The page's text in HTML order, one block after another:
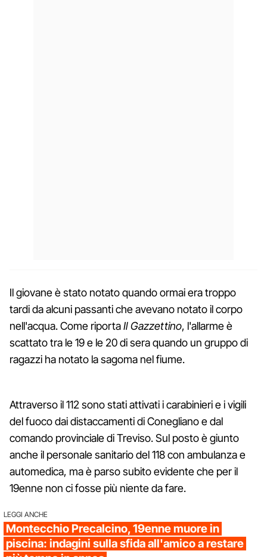
Il giovane è stato notato quando ormai era troppo
tardi da alcuni passanti che avevano notato il corpo
nell'acqua. Come riportaIl Gazzettino, l'allarme è
scattato tra le 19 e le 20 di sera quando un gruppo di
ragazzi ha notato la sagoma nel fiume.
Attraverso il 112 sono stati attivati i carabinieri e i vigili
del fuoco dai distaccamenti di Conegliano e dal
comando provinciale di Treviso. Sul posto è giunto
anche il personale sanitario del 118 con ambulanza e
automedica, ma è parso subito evidente che per il
19enne non ci fosse più niente da fare.
LEGGI ANCHE
Montecchio Precalcino, 19enne muore in
piscina: indagini sulla sfida all'amico a restare